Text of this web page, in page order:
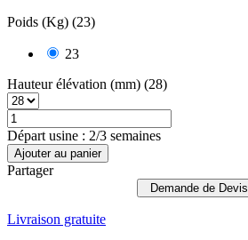
Poids (Kg) (23)
23
Hauteur élévation (mm) (28)
Départ usine : 2/3 semaines
Ajouter au panier
Partager
Demande de Devis
Livraison gratuite